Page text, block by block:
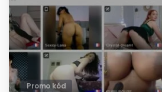
Promo kód